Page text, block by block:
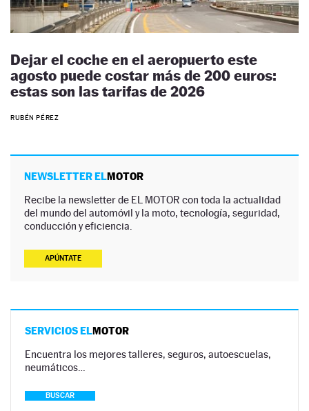
Dejar el coche en el aeropuerto este
agosto puede costar más de 200 euros:
estas son las tarifas de 2026
RUBÉN PÉREZ
NEWSLETTER ELMOTOR
Recibe la newsletter de EL MOTOR con toda la actualidad
del mundo del automóvil y la moto, tecnología, seguridad,
conducción y eficiencia.
APÚNTATE
SERVICIOS ELMOTOR
Encuentra los mejores talleres, seguros, autoescuelas,
neumáticos…
BUSCAR